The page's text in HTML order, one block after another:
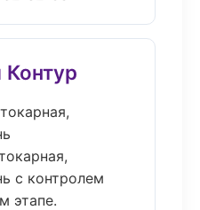
с контролем
этапе.